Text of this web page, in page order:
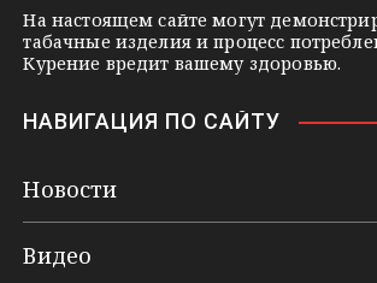
На настоящем сайте могут
табачные изделия и процесс
Курение вредит вашему здоровью.
НАВИГАЦИЯ ПО САЙТУ
Новости
Видео